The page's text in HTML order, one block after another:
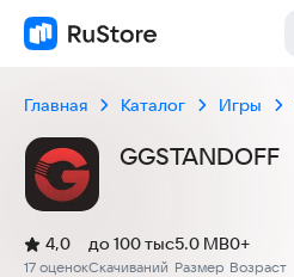
Главная Каталог Игры
GGSTANDOFF
Рейтинг:
4,0
(
17 оценок
)
Скачиваний
до 100 тыс
Размер
5.0 MB
Возраст
0+